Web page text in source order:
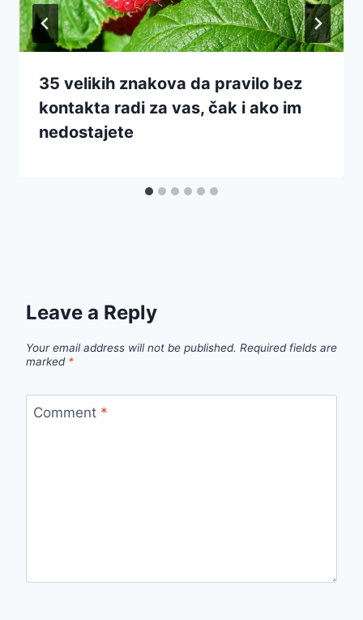
35 velikih znakova da pravilo bez
kontakta radi za vas, čak i ako im
nedostajete
Leave a Reply
Your email address will not be published. Required fields are
marked *
Comment *